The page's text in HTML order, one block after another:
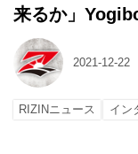
来るか」
2021-12-22
RIZINニュース イン